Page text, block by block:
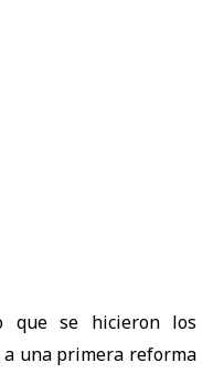
que se hicieron los
a una primera reforma